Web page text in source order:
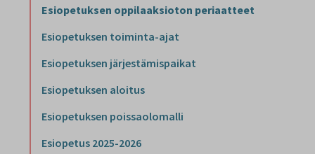
Esiopetuksen oppilaaksioton periaatteet
Esiopetuksen toiminta-ajat
Esiopetuksen järjestämispaikat
Esiopetuksen aloitus
Esiopetuksen poissaolomalli
Esiopetus 2025-2026